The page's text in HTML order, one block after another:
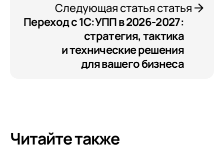
Следующая статья статья
Переход с 1С:УПП в 2026-2027:
стратегия, тактика
и технические решения
для вашего бизнеса
Читайте также